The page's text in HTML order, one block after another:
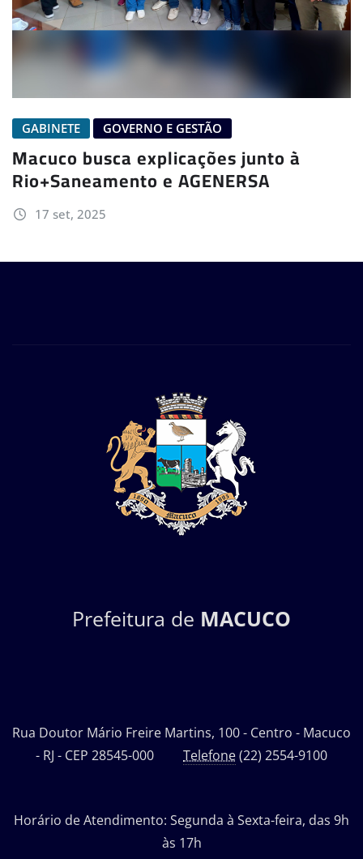
GABINETE GOVERNO E GESTÃO
Macuco busca explicações junto à
Rio+Saneamento e AGENERSA
17 set, 2025
Prefeitura de MACUCO
Rua Doutor Mário Freire Martins, 100 - Centro - Macuco
- RJ - CEP 28545-000 Telefone(22) 2554-9100
Horário de Atendimento: Segunda à Sexta-feira, das 9h
às 17h